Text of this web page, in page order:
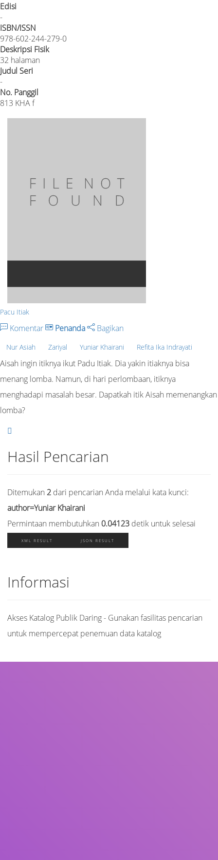
Edisi
-
ISBN/ISSN
978-602-244-279-0
Deskripsi Fisik
32 halaman
Judul Seri
-
No. Panggil
813 KHA f
Pacu Itiak
Komentar Penanda Bagikan
Nur Asiah Zariyal Yuniar Khairani Refita Ika Indrayati
Aisah ingin itiknya ikut Padu Itiak. Dia yakin itiaknya bisa
menang lomba. Namun, di hari perlombaan, itiknya
menghadapi masalah besar. Dapatkah itik Aisah memenangkan
lomba?
Hasil Pencarian
Ditemukan 2 dari pencarian Anda melalui kata kunci:
author=Yuniar Khairani
Permintaan membutuhkan 0.04123 detik untuk selesai
XML RESULT JSON RESULT
Informasi
Akses Katalog Publik Daring - Gunakan fasilitas pencarian
untuk mempercepat penemuan data katalog